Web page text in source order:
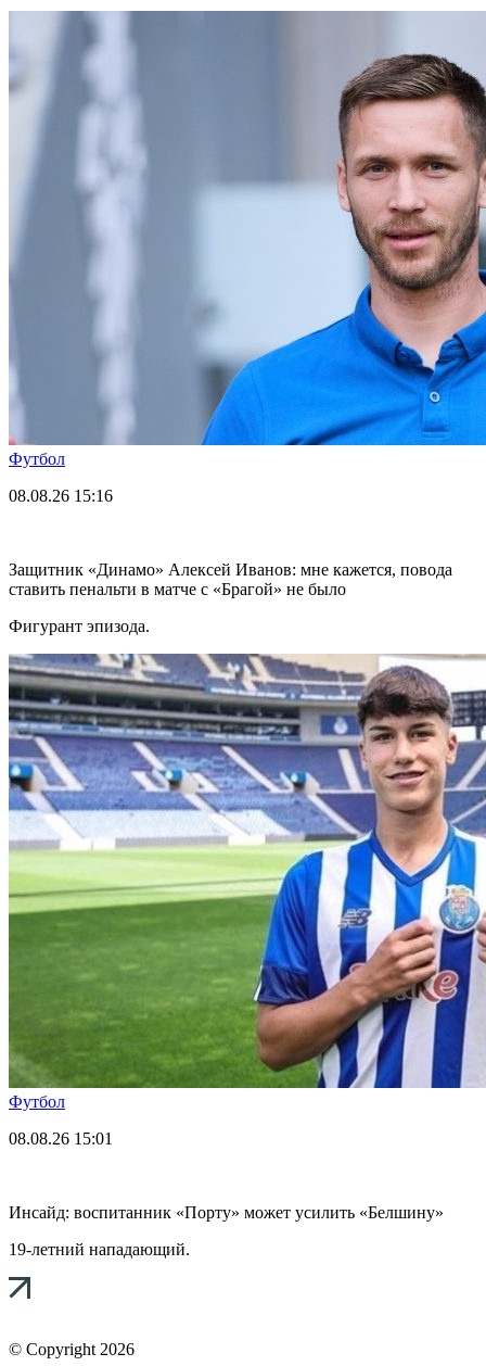
Футбол
08.08.26 15:16
Защитник «Динамо» Алексей Иванов: мне кажется, повода
ставить пенальти в матче с «Брагой» не было
Фигурант эпизода.
Футбол
08.08.26 15:01
Инсайд: воспитанник «Порту» может усилить «Белшину»
19-летний нападающий.
© Copyright 2026